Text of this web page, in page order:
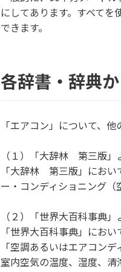
にしてあります。すべて
できます。
各辞書・辞典
「エアコン」について、
（１）「大辞林 第三版」
「大辞林 第三版」におい
ー・コンディショニング
（２）「世界大百科事典」
「世界大百科事典」にお
「空調あるいはエアコン
室内空気の温度、湿度、